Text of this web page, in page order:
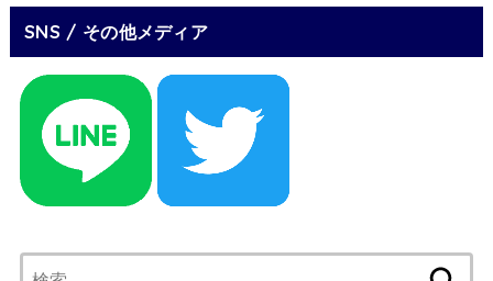
SNS / その他メディア